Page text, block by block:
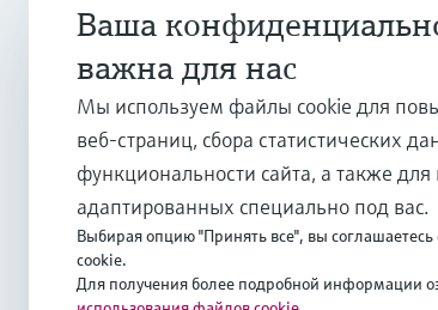
Дополнительная информация
ТОО "Эндресс+Хаузер (Казахстан)"
Казахстан
+7 727 356 0515
info.kz.int@endress.com
Ваша
важна для нас
Мы используем файлы cookie для
веб-страниц, сбора статистических
функциональности сайта, а также
адаптированных специально под вас.
Выбирая опцию "Принять все", вы
cookie.
Для получения более подробной информации